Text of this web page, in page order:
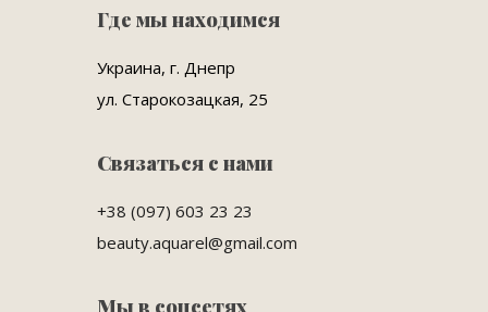
Где мы находимся
Украина, г. Днепр
ул. Старокозацкая, 25
Связаться с нами
+38 (097) 603 23 23
beauty.aquarel@gmail.com
Мы в соцсетях